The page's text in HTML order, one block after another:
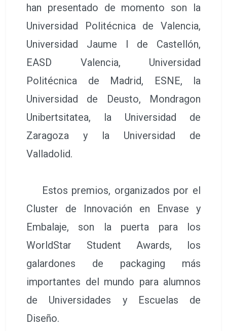
han presentado de momento son la
Universidad Politécnica de Valencia,
Universidad Jaume I de Castellón,
EASD Valencia, Universidad
Politécnica de Madrid, ESNE, la
Universidad de Deusto, Mondragon
Unibertsitatea, la Universidad de
Zaragoza y la Universidad de
Valladolid.
Estos premios, organizados por el
Cluster de Innovación en Envase y
Embalaje, son la puerta para los
WorldStar Student Awards, los
galardones de packaging más
importantes del mundo para alumnos
de Universidades y Escuelas de
Diseño.